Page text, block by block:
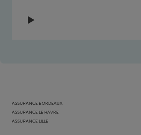
ASSURANCE BORDEAUX
ASSURANCE LE HAVRE
ASSURANCE LILLE